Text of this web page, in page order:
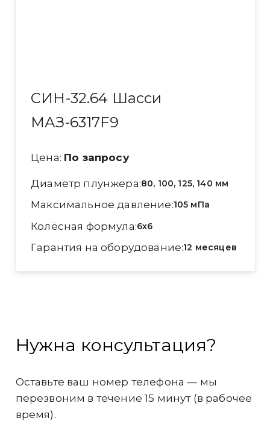
СИН-32.64 Шасси
МАЗ-6317F9
Цена: По запросу
Диаметр плунжера 80, 100, 125, 140 мм
Максимальное давление 105 мПа
Колёсная формула 6x6
Гарантия на оборудование 12 месяцев
Нужна консультация?
Оставьте ваш номер телефона — мы
перезвоним в течение 15 минут (в рабочее
время).